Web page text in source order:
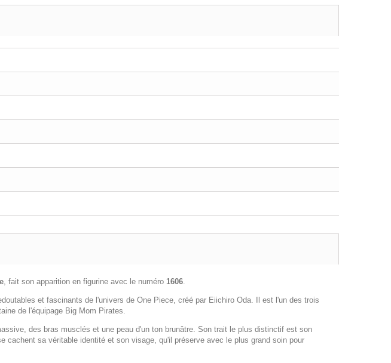
, fait son apparition en figurine avec le numéro 1606.
et fascinants de l'univers de One Piece, créé par Eiichiro Oda. Il est l'un des trois
de l'équipage Big Mom Pirates.
des bras musclés et une peau d'un ton brunâtre. Son trait le plus distinctif est son
sa véritable identité et son visage, qu'il préserve avec le plus grand soin pour